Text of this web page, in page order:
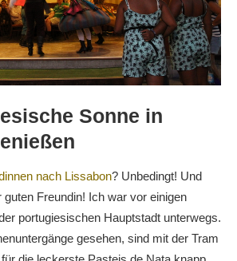
Sonne in
nach Lissabon? Unbedingt! Und
Freundin! Ich war vor einigen
portugiesischen Hauptstadt unterwegs.
gesehen, sind mit der Tram